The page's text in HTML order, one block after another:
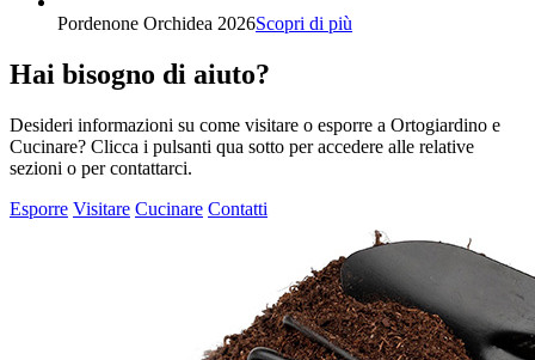
Pordenone Orchidea 2026Scopri di più
Hai bisogno di aiuto?
Desideri informazioni su come visitare o esporre a Ortogiardino e
Cucinare? Clicca i pulsanti qua sotto per accedere alle relative
sezioni o per contattarci.
Esporre Visitare Cucinare Contatti